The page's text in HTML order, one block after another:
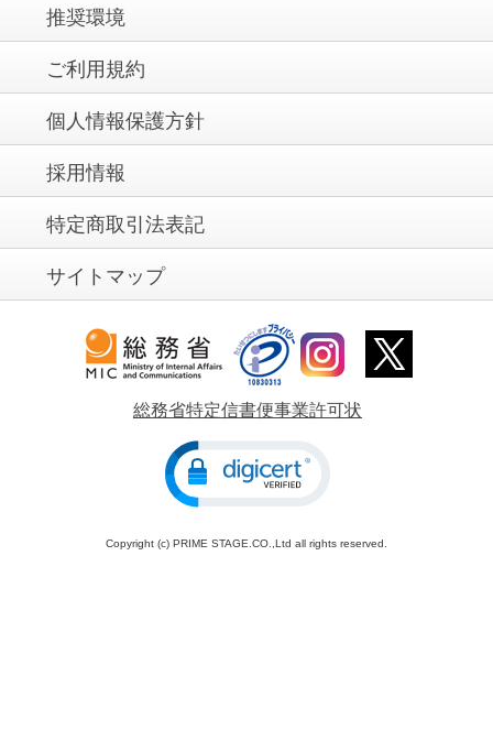
推奨環境
ご利用規約
個人情報保護方針
採用情報
特定商取引法表記
サイトマップ
総務省特定信書便事業許可状
Copyright (c) PRIME STAGE.CO.,Ltd all rights reserved.